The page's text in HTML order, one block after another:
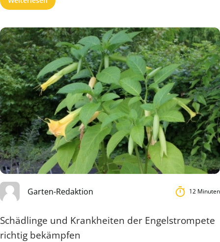
Garten-Redaktion 12 Minuten
Schädlinge und Krankheiten der Engelstrompete
richtig bekämpfen